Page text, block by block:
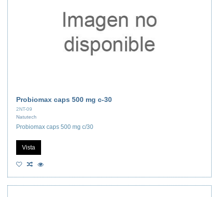
Probiomax caps 500 mg c-30
2NT-09
Natutech
Probiomax caps 500 mg c/30
Vista